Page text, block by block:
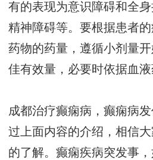
有的表现为意识障碍和全
精神障碍等。要根据患者
药物的药量，遵循小剂量
佳有效量，必要时依据血液
成都治疗癫痫病，癫痫病
过上面内容的介绍，相信
的了解。癫痫疾病突发事